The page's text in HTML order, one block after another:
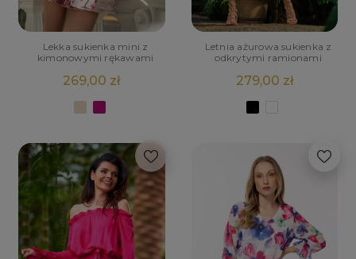
Lekka sukienka mini z
kimonowymi rękawami
269,00 zł
Letnia ażurowa sukienka z
odkrytymi ramionami
279,00 zł